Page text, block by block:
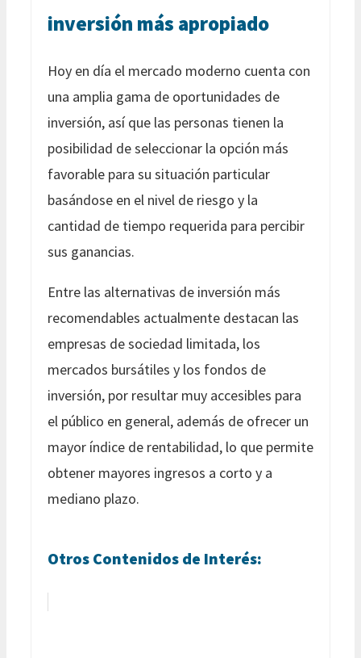
inversión más apropiado
Hoy en día el mercado moderno cuenta con
una amplia gama de oportunidades de
inversión, así que las personas tienen la
posibilidad de seleccionar la opción más
favorable para su situación particular
basándose en el nivel de riesgo y la
cantidad de tiempo requerida para percibir
sus ganancias.
Entre las alternativas de inversión más
recomendables actualmente destacan las
empresas de sociedad limitada, los
mercados bursátiles y los fondos de
inversión, por resultar muy accesibles para
el público en general, además de ofrecer un
mayor índice de rentabilidad, lo que permite
obtener mayores ingresos a corto y a
mediano plazo.
Otros Contenidos de Interés: